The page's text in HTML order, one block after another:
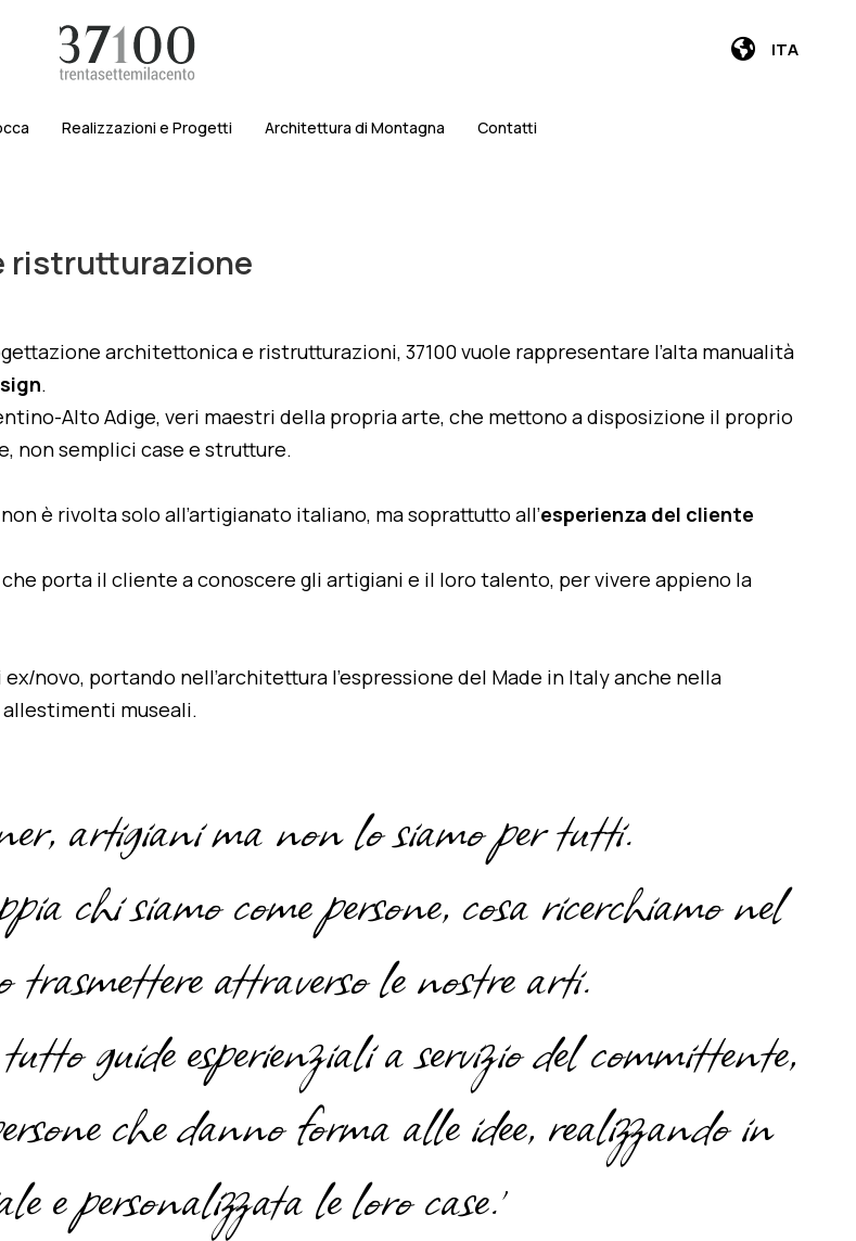
ITA
Realizzazioni e Progetti Architettura di Montagna Contatti
ristrutturazione
architettonica e ristrutturazioni, 37100 vuole rappresentare l’alta manualità
.
Alto Adige, veri maestri della propria arte, che mettono a disposizione il proprio
non semplici case e strutture.
è rivolta solo all’artigianato italiano, ma soprattutto all’esperienza del cliente
porta il cliente a conoscere gli artigiani e il loro talento, per vivere appieno la
novo, portando nell’architettura l’espressione del Made in Italy anche nella
museali.
artigiani ma non lo siamo per tutti.
chi siamo come persone, cosa ricerchiamo nel
trasmettere attraverso le nostre arti.
guide esperienziali a servizio del committente,
che danno forma alle idee, realizzando in
e personalizzata le loro case.'